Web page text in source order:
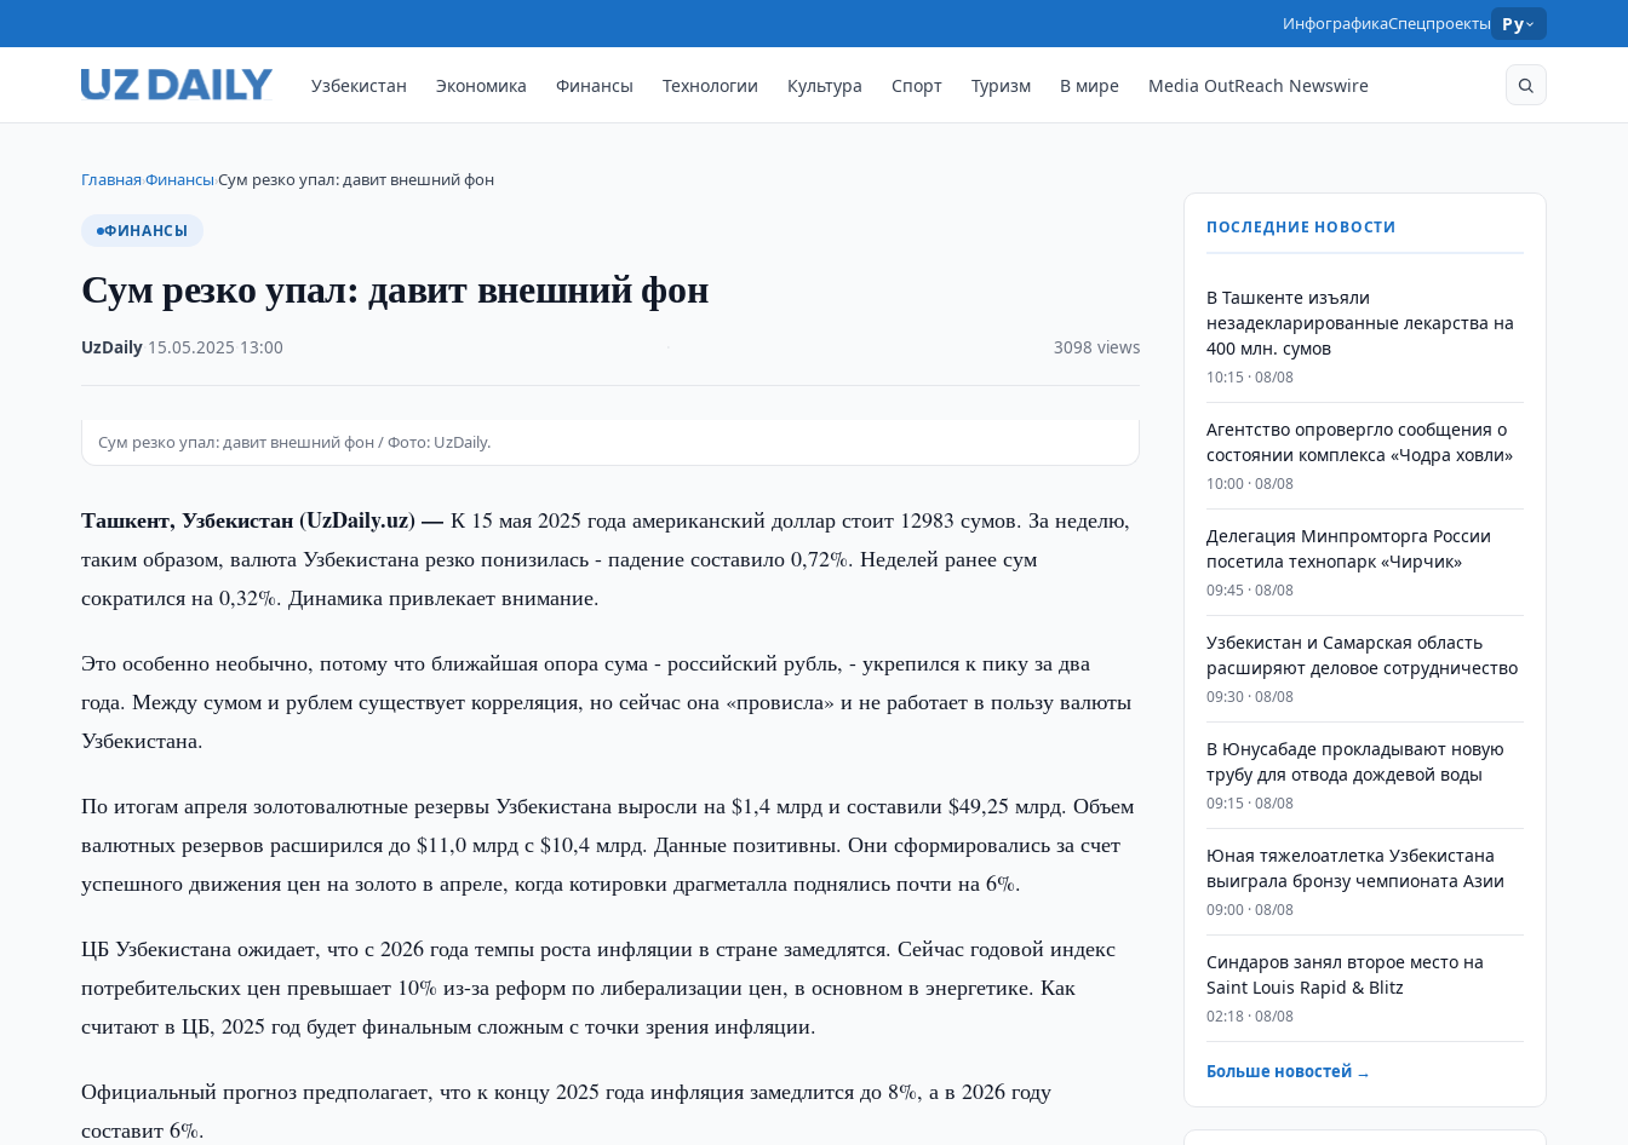
ИнфографикаСпецпроекты Ру
Узбекистан Экономика Финансы Технологии Культура Спорт Туризм В мире Media OutReach Newswire
Главная›Финансы›Сум резко упал: давит внешний фон
ФИНАНСЫ
Сум резко упал: давит внешний фон
UzDaily 15.05.2025 13:00 3098 views
Сум резко упал: давит внешний фон / Фото: UzDaily.
Ташкент, Узбекистан (UzDaily.uz) —К 15 мая 2025 года американский доллар стоит 12983 сумов. За неделю,
таким образом, валюта Узбекистана резко понизилась - падение составило 0,72%. Неделей ранее сум
сократился на 0,32%. Динамика привлекает внимание.
Это особенно необычно, потому что ближайшая опора сума - российский рубль, - укрепился к пику за два
года. Между сумом и рублем существует корреляция, но сейчас она «провисла» и не работает в пользу валюты
Узбекистана.
По итогам апреля золотовалютные резервы Узбекистана выросли на $1,4 млрд и составили $49,25 млрд. Объем
валютных резервов расширился до $11,0 млрд с $10,4 млрд. Данные позитивны. Они сформировались за счет
успешного движения цен на золото в апреле, когда котировки драгметалла поднялись почти на 6%.
ЦБ Узбекистана ожидает, что с 2026 года темпы роста инфляции в стране замедлятся. Сейчас годовой индекс
потребительских цен превышает 10% из-за реформ по либерализации цен, в основном в энергетике. Как
считают в ЦБ, 2025 год будет финальным сложным с точки зрения инфляции.
Официальный прогноз предполагает, что к концу 2025 года инфляция замедлится до 8%, а в 2026 году
составит 6%.
ПОСЛЕДНИЕ НОВОСТИ
​​​​​​​В Ташкенте изъяли
незадекларированные лекарства на
400 млн. сумов
10:15 · 08/08
Агентство опровергло сообщения о
состоянии комплекса «Чодра ховли»
10:00 · 08/08
Делегация Минпромторга России
посетила технопарк «Чирчик»
09:45 · 08/08
Узбекистан и Самарская область
расширяют деловое сотрудничество
09:30 · 08/08
В Юнусабаде прокладывают новую
трубу для отвода дождевой воды
09:15 · 08/08
Юная тяжелоатлетка Узбекистана
выиграла бронзу чемпионата Азии
09:00 · 08/08
Синдаров занял второе место на
Saint Louis Rapid & Blitz
02:18 · 08/08
Больше новостей →